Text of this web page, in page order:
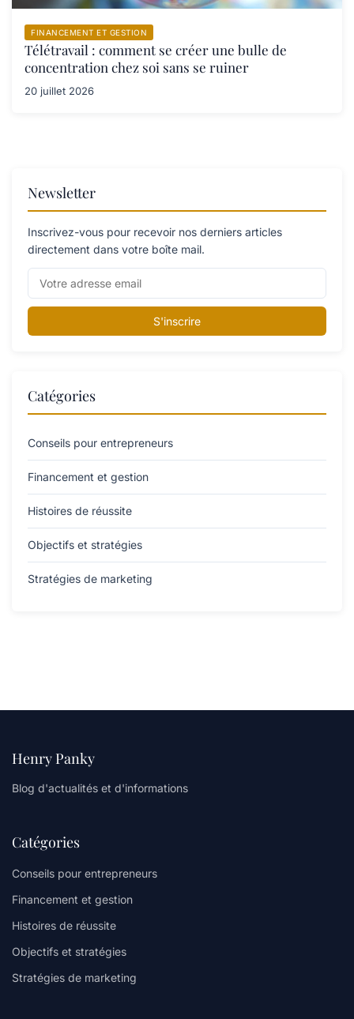
FINANCEMENT ET GESTION
Télétravail : comment se créer une bulle de
concentration chez soi sans se ruiner
20 juillet 2026
Newsletter
Inscrivez-vous pour recevoir nos derniers articles
directement dans votre boîte mail.
S'inscrire
Catégories
Conseils pour entrepreneurs
Financement et gestion
Histoires de réussite
Objectifs et stratégies
Stratégies de marketing
Henry Panky
Blog d'actualités et d'informations
Catégories
Conseils pour entrepreneurs
Financement et gestion
Histoires de réussite
Objectifs et stratégies
Stratégies de marketing